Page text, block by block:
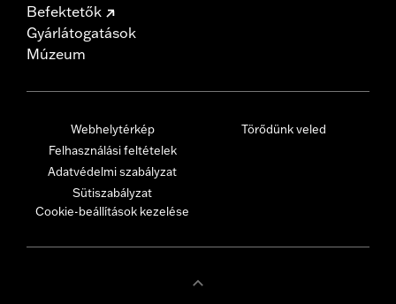
Befektetők
Gyárlátogatások
Múzeum
Webhelytérkép
Felhasználási feltételek
Adatvédelmi szabályzat
Sütiszabályzat
Cookie-beállítások kezelése
Törődünk veled